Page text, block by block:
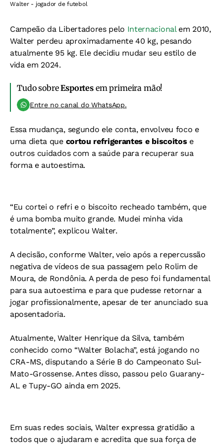
Walter - jogador de futebol
Campeão da Libertadores pelo Internacional em 2010,
Walter perdeu aproximadamente 40 kg, pesando
atualmente 95 kg. Ele decidiu mudar seu estilo de
vida em 2024.
Tudo sobreEsportesem primeira mão!
Entre no canal do WhatsApp.
Essa mudança, segundo ele conta, envolveu foco e
uma dieta que cortou refrigerantes e biscoitos e
outros cuidados com a saúde para recuperar sua
forma e autoestima.
“Eu cortei o refri e o biscoito recheado também, que
é uma bomba muito grande. Mudei minha vida
totalmente”, explicou Walter.
A decisão, conforme Walter, veio após a repercussão
negativa de vídeos de sua passagem pelo Rolim de
Moura, de Rondônia. A perda de peso foi fundamental
para sua autoestima e para que pudesse retornar a
jogar profissionalmente, apesar de ter anunciado sua
aposentadoria.
Atualmente, Walter Henrique da Silva, também
conhecido como “Walter Bolacha”, está jogando no
CRA-MS, disputando a Série B do Campeonato Sul-
Mato-Grossense. Antes disso, passou pelo Guarany-
AL e Tupy-GO ainda em 2025.
Em suas redes sociais, Walter expressa gratidão a
todos que o ajudaram e acredita que sua força de